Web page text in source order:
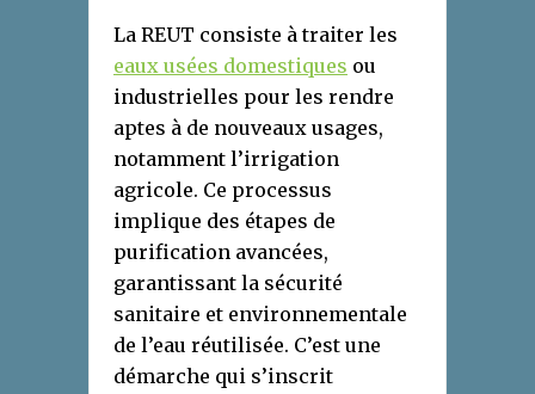
La REUT consiste à traiter les
eaux usées domestiques ou
industrielles pour les rendre
aptes à de nouveaux usages,
notamment l’irrigation
agricole. Ce processus
implique des étapes de
purification avancées,
garantissant la sécurité
sanitaire et environnementale
de l’eau réutilisée. C’est une
démarche qui s’inscrit